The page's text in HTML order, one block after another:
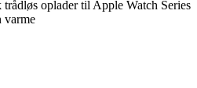
trådløs oplader til Apple Watch Series
varme